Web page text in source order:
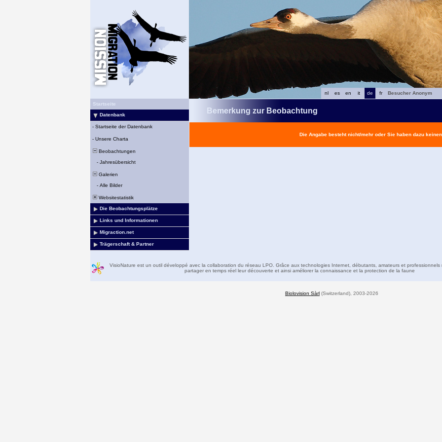
fr
de
it
en
es
nl
Besucher Anonym
Startseite
Datenbank
- Startseite der Datenbank
- Unsere Charta
Beobachtungen
- Jahresübersicht
Galerien
- Alle Bilder
Websitestatistik
Die Beobachtungsplätze
Links und Informationen
Migraction.net
Trägerschaft & Partner
Bemerkung zur Beobachtung
Die Angabe besteht nicht/mehr oder Sie haben dazu keinen
VisioNature est un outil développé avec la collaboration du réseau LPO. Grâce aux technologies Internet, débutants, amateurs et professionnels
partager en temps réel leur découverte et ainsi améliorer la connaissance et la protection de la faune
Biolovision Sàrl (Switzerland), 2003-2026